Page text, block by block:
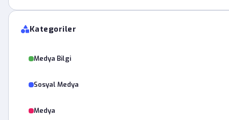
Kategoriler
Medya Bilgi
Sosyal Medya
Medya